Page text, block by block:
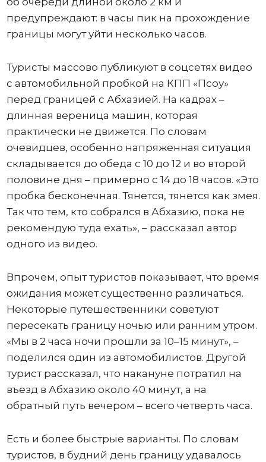
предупреждают: в часы пик на прохождение
границы могут уйти несколько часов.
Туристы массово публикуют в соцсетях видео
с автомобильной пробкой на КПП «Псоу»
перед границей с Абхазией. На кадрах –
длинная вереница машин, которая
практически не движется. По словам
очевидцев, особенно напряженная ситуация
складывается до обеда с 10 до 12 и во второй
половине дня – примерно с 14 до 18 часов. «Это
пробка бесконечная. Тянется, тянется как змея.
Так что тем, кто собрался в Абхазию, пока не
рекомендую туда ехать», – рассказал автор
одного из видео.
Впрочем, опыт туристов показывает, что время
ожидания может существенно различаться.
Некоторые путешественники советуют
пересекать границу ночью или ранним утром.
«Мы в 2 часа ночи прошли за 10–15 минут», –
поделился один из автомобилистов. Другой
турист рассказал, что накануне потратил на
въезд в Абхазию около 40 минут, а на
обратный путь вечером – всего четверть часа.
Есть и более быстрые варианты. По словам
туристов, в будний день границу удавалось